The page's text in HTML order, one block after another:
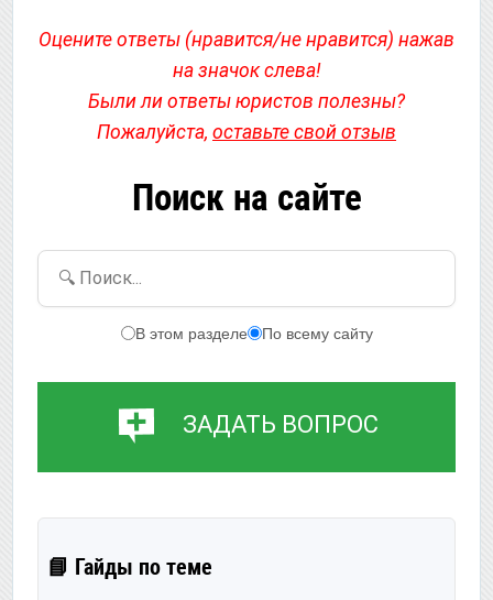
Оцените ответы (нравится/не нравится) нажав
на значок слева!
Были ли ответы юристов полезны?
Пожалуйста, оставьте свой отзыв
Поиск на сайте
🔍 Поиск...
В этом разделе По всему сайту
ЗАДАТЬ ВОПРОС
📘 Гайды по теме